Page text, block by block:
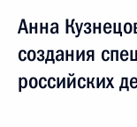
Анна
создания
российских